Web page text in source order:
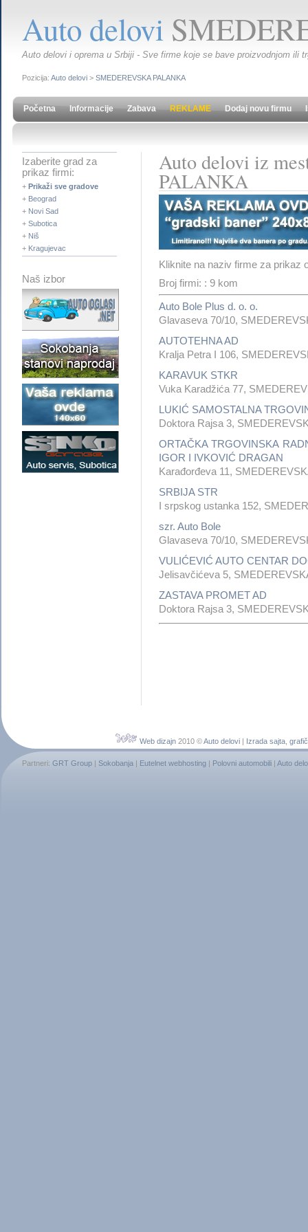
Auto delovi
Auto delovi i oprema u Srbiji - Sve firme koje se bave proizvodnjom ili
Pozicija: Auto delovi > SMEDEREVSKA PALANKA
Početna Informacije Zabava REKLAME Dodaj novu firmu
Izaberite grad za
prikaz firmi:
+ Prikaži sve gradove
+ Beograd
+ Novi Sad
+ Subotica
+ Niš
+ Kragujevac
Naš izbor
Auto delovi iz
PALANKA
Kliknite na naziv firme za prikaz
Broj firmi: : 9 kom
Auto Bole Plus d. o. o.
Glavaseva 70/10,
AUTOTEHNA AD
Kralja Petra I 106,
KARAVUK STKR
Vuka Karadžića 77,
LUKIĆ SAMOSTALNA
Doktora Rajsa 3,
ORTAČKA TRGOVINSKA
IGOR I IVKOVIĆ DRAGAN
Karađorđeva 11,
SRBIJA STR
I srpskog ustanka 152,
szr. Auto Bole
Glavaseva 70/10,
VULIĆEVIĆ AUTO CENTAR
Jelisavčićeva 5,
ZASTAVA PROMET AD
Doktora Rajsa 3,
Web dizajn 2010 ©Auto delovi Izrada sajta,
Partneri: GRT Group Sokobanja Eutelnet webhosting Polovni automobili Auto